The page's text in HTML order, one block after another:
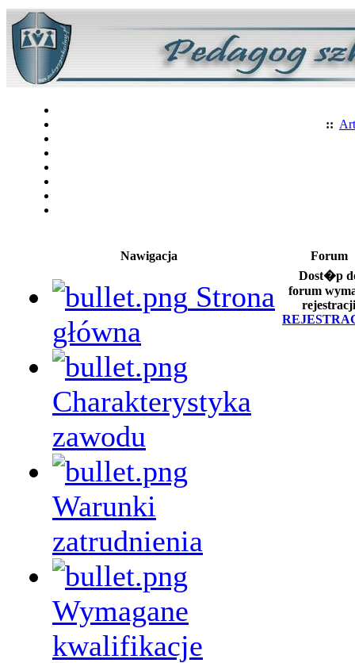
::
Nawigacja
Strona
główna
Charakterystyka
zawodu
Warunki
zatrudnienia
Wymagane
kwalifikacje
Forum
Dost�p
forum
rejestracji